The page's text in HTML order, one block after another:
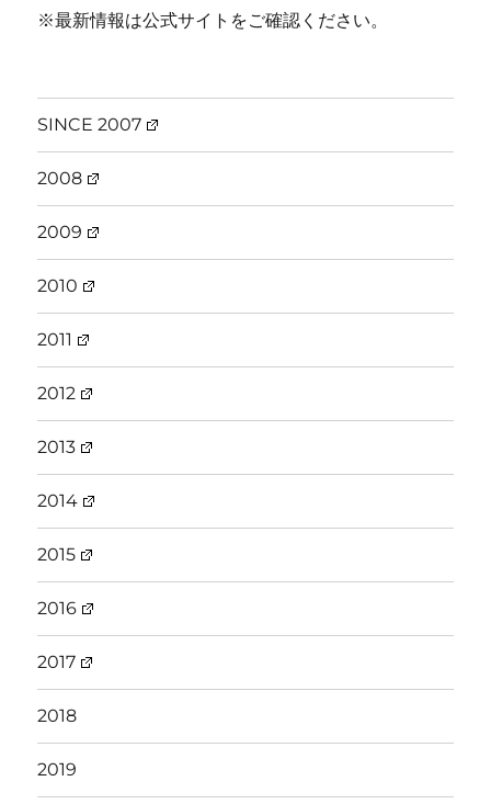
※最新情報は公式サイトをご確認ください。
SINCE 2007
2008
2009
2010
2011
2012
2013
2014
2015
2016
2017
2018
2019